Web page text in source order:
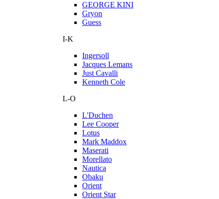
GEORGE KINI
Gryon
Guess
I-K
Ingersoll
Jacques Lemans
Just Cavalli
Kenneth Cole
L-O
L'Duchen
Lee Cooper
Lotus
Mark Maddox
Maserati
Morellato
Nautica
Obaku
Orient
Orient Star